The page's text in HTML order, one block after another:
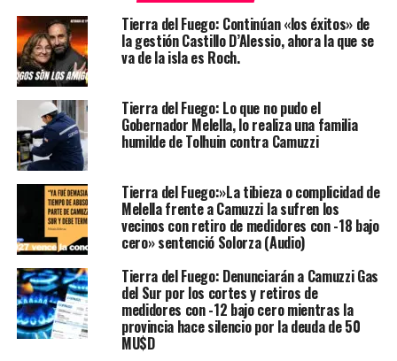
Tierra del Fuego: Continúan «los éxitos» de
la gestión Castillo D’Alessio, ahora la que se
va de la isla es Roch.
Tierra del Fuego: Lo que no pudo el
Gobernador Melella, lo realiza una familia
humilde de Tolhuin contra Camuzzi
Tierra del Fuego:»La tibieza o complicidad de
Melella frente a Camuzzi la sufren los
vecinos con retiro de medidores con -18 bajo
cero» sentenció Solorza (Audio)
Tierra del Fuego: Denunciarán a Camuzzi Gas
del Sur por los cortes y retiros de
medidores con -12 bajo cero mientras la
provincia hace silencio por la deuda de 50
MU$D